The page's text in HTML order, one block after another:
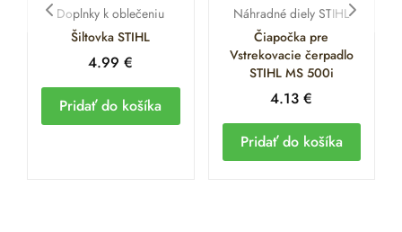
Doplnky k oblečeniu
Šiltovka STIHL
4.99€
Pridať do košíka
Náhradné diely STIHL
Čiapočka pre
Vstrekovacie čerpadlo
STIHL MS 500i
4.13€
Pridať do košíka